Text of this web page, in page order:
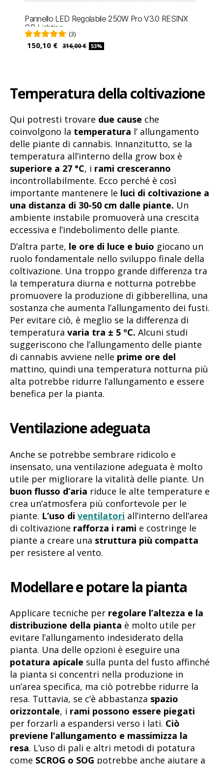
Pannello LED Regolabile 250W Pro V3.0 RESINX
GB Lighting
(3)
150,10 € 316,00 € 53%
Temperatura della coltivazione
Qui potresti trovare due cause che
coinvolgono la temperatura l’ allungamento
delle piante di cannabis. Innanzitutto, se la
temperatura all’interno della grow box è
superiore a 27 °C, i rami cresceranno
incontrollabilmente. Ecco perché è così
importante mantenere le luci di coltivazione a
una distanza di 30-50 cm dalle piante. Un
ambiente instabile promuoverà una crescita
eccessiva e l’indebolimento delle piante.
D’altra parte, le ore di luce e buio giocano un
ruolo fondamentale nello sviluppo finale della
coltivazione. Una troppo grande differenza tra
la temperatura diurna e notturna potrebbe
promuovere la produzione di gibberellina, una
sostanza che aumenta l’allungamento dei fusti.
Per evitare ciò, è meglio se la differenza di
temperatura varia tra ± 5 ºC. Alcuni studi
suggeriscono che l’allungamento delle piante
di cannabis avviene nelle prime ore del
mattino, quindi una temperatura notturna più
alta potrebbe ridurre l’allungamento e essere
benefica per la pianta.
Ventilazione adeguata
Anche se potrebbe sembrare ridicolo e
insensato, una ventilazione adeguata è molto
utile per migliorare la vitalità delle piante. Un
buon flusso d’aria riduce le alte temperature e
crea un’atmosfera più confortevole per le
piante. L’uso di ventilatori all’interno dell’area
di coltivazione rafforza i rami e costringe le
piante a creare una struttura più compatta
per resistere al vento.
Modellare e potare la pianta
Applicare tecniche per regolare l’altezza e la
distribuzione della pianta è molto utile per
evitare l’allungamento indesiderato della
pianta. Una delle opzioni è eseguire una
potatura apicale sulla punta del fusto affinché
la pianta si concentri nella produzione in
un’area specifica, ma ciò potrebbe ridurre la
resa. Tuttavia, se c’è abbastanza spazio
orizzontale, i rami possono essere piegati
per forzarli a espandersi verso i lati. Ciò
previene l’allungamento e massimizza la
resa. L’uso di pali e altri metodi di potatura
come SCROG o SOG potrebbe anche aiutare a